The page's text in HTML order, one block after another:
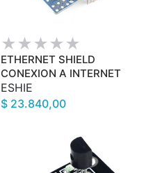
ETHERNET SHIELD
CONEXION A INTERNET
ESHIE
$ 23.840,00